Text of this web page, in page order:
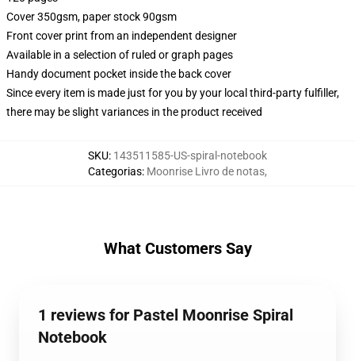
Cover 350gsm, paper stock 90gsm
Front cover print from an independent designer
Available in a selection of ruled or graph pages
Handy document pocket inside the back cover
Since every item is made just for you by your local third-party fulfiller,
there may be slight variances in the product received
SKU: 143511585-US-spiral-notebook
Categorias: Moonrise Livro de notas,
What Customers Say
1 reviews for Pastel Moonrise Spiral
Notebook